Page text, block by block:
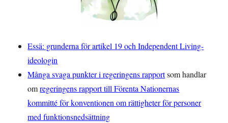
Essä: grunderna för artikel 19 och Independent Living-
ideologin
Många svaga punkter i regeringens rapportsom handlar
omregeringens rapport till Förenta Nationernas
kommitté för konventionen om rättigheter för personer
med funktionsnedsättning